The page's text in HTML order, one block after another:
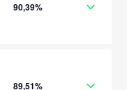
90,39%
89,51%